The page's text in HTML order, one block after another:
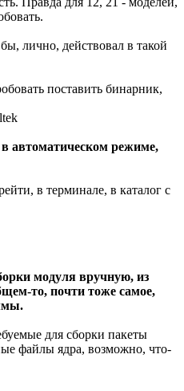
лично, действовал в такой
поставить бинарник,
автоматическом режиме,
в терминале, в каталог с
модуля вручную, из
то, почти тоже самое,
для сборки пакеты
файлы ядра, возможно, что-